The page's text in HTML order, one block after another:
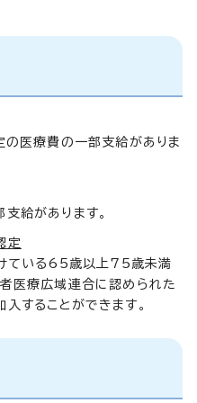
医療費の一部支給がありま
給があります。
定
ている65歳以上75歳未満
医療広域連合に認められた
することができます。